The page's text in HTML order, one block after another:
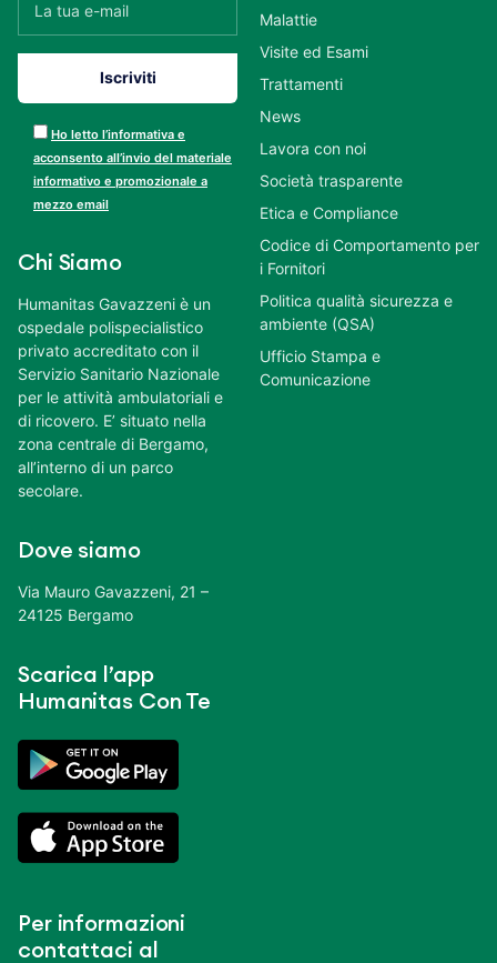
Ho letto l’informativa e
acconsento all’invio del materiale
informativo e promozionale a
mezzo email
Chi Siamo
Humanitas Gavazzeni è un
ospedale polispecialistico
privato accreditato con il
Servizio Sanitario Nazionale
per le attività ambulatoriali e
di ricovero. E’ situato nella
zona centrale di Bergamo,
all’interno di un parco
secolare.
Dove siamo
Via Mauro Gavazzeni, 21 –
24125 Bergamo
Scarica l’app
Humanitas Con Te
Per informazioni
contattaci al
Malattie
Visite ed Esami
Trattamenti
News
Lavora con noi
Società trasparente
Etica e Compliance
Codice di Comportamento per
i Fornitori
Politica qualità sicurezza e
ambiente (QSA)
Ufficio Stampa e
Comunicazione